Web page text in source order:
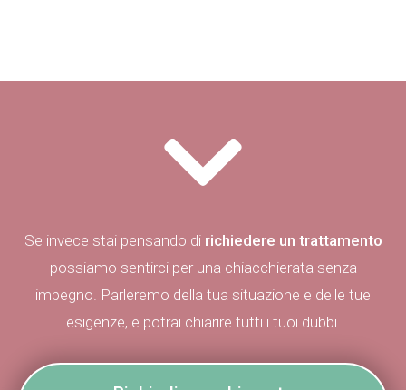
Se invece stai pensando di richiedere un trattamento
possiamo sentirci per una chiacchierata senza
impegno. Parleremo della tua situazione e delle tue
esigenze, e potrai chiarire tutti i tuoi dubbi.